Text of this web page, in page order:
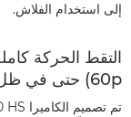
إلى استخدام الفلاش.
60p) حتى في ظل الإضاءة الخافتة